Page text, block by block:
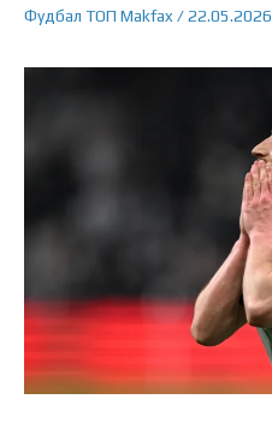
Фудбал ТОП Makfax /22.05.2026